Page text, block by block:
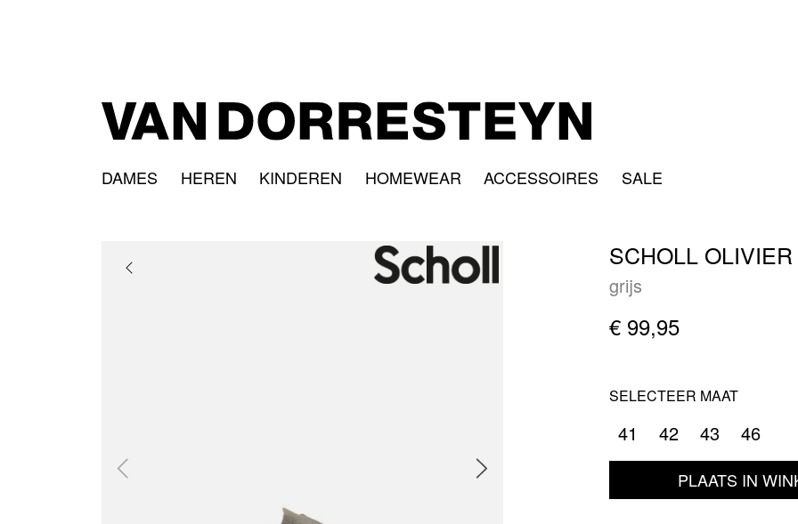
DAMES HEREN KINDEREN HOMEWEAR ACCESSOIRES SALE
SCHOLL OLIVIER
grijs
€ 99,95
SELECTEER MAAT
41 42 43 46
PLAATS IN